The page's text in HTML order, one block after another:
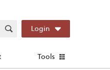
Login
Tools